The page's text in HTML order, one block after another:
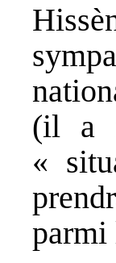
(il a
«
parmi